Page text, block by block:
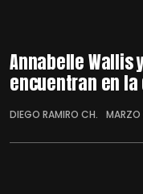
Annabelle Wallis
encuentran en
DIEGO RAMIRO CH.